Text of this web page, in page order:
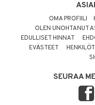
OMA PROFIILI
OLEN UNOHTANUT
EDULLISET HINNAT
EVÄSTEET
SEURAA